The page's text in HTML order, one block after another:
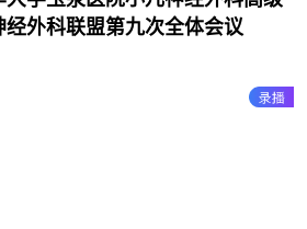
外科联盟第九次全体会议